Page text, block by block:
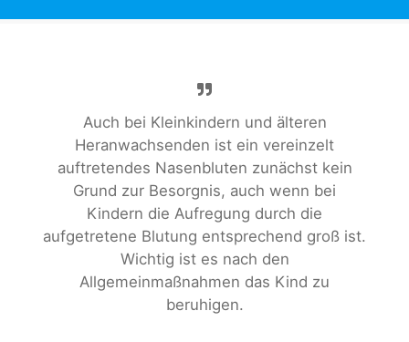
Auch bei Kleinkindern und älteren
Heranwachsenden ist ein vereinzelt
auftretendes Nasenbluten zunächst kein
Grund zur Besorgnis, auch wenn bei
Kindern die Aufregung durch die
aufgetretene Blutung entsprechend groß ist.
Wichtig ist es nach den
Allgemeinmaßnahmen das Kind zu
beruhigen.